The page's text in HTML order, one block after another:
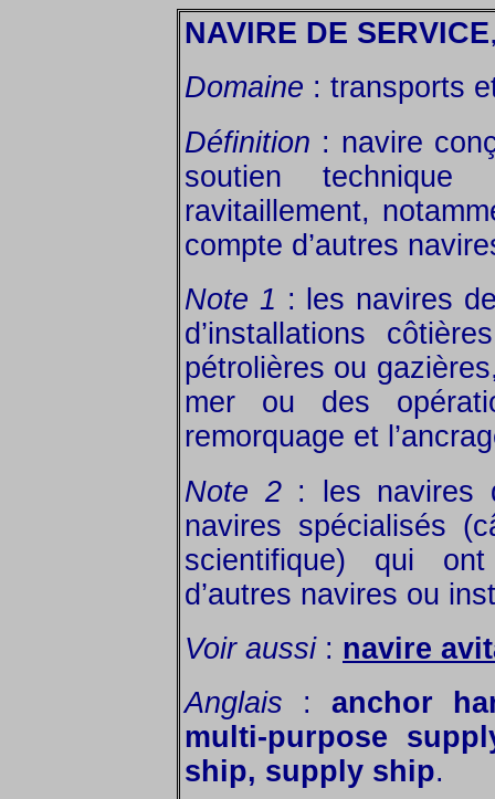
NAVIRE DE SERVICE
Domaine : transports
Définition : navire
soutien
ravitaillement,
compte d’autres
Note 1 : les navires
d’installations
pétrolières ou
mer ou des
remorquage et
Note 2: les navires
navires spécialisés
scientifique) qui
d’autres navires ou
Voir aussi: navire
Anglais : anchor
multi-purpose
ship, supply ship.